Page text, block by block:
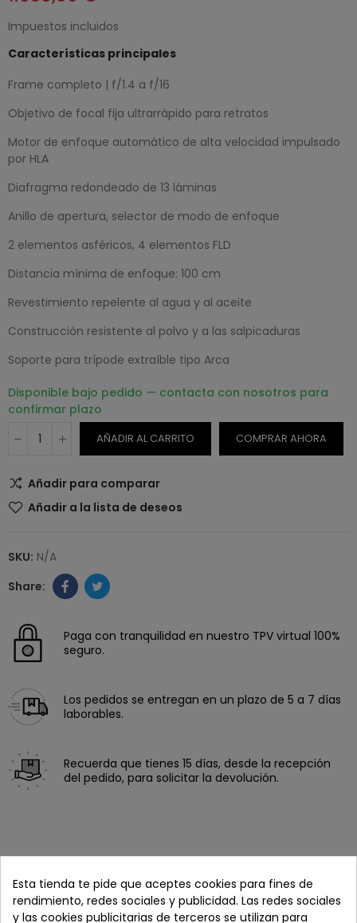
Impuestos incluidos
Características principales
Frame completo | f/1.4 a f/16
Objetivo de focal fija ultrarrápido para retratos
Motor de enfoque automático de alta velocidad impulsado
por HLA
Diafragma redondeado de 13 láminas
Anillo de apertura, selector de modo de enfoque
2 elementos asféricos, 4 elementos FLD
Distancia mínima de enfoque: 100 cm
Revestimiento repelente al agua y al aceite
Construcción resistente al polvo y a las salpicaduras
Soporte para trípode extraíble tipo Arca
Disponible bajo pedido — contacta con nosotros para
confirmar plazo
AÑADIR AL CARRITO COMPRAR AHORA
Añadir para comparar
Añadir a la lista de deseos
SKU: N/A
Paga con tranquilidad en nuestro TPV virtual 100%
seguro.
Los pedidos se entregan en un plazo de 5 a 7 días
laborables.
Recuerda que tienes 15 días, desde la recepción
del pedido, para solicitar la devolución.
Esta tienda te pide que aceptes cookies para fines de
rendimiento, redes sociales y publicidad. Las redes sociales
y las cookies publicitarias de terceros se utilizan para